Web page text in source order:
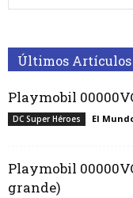
Últimos Artículos
Playmobil
DC Super Héroes El
Playmobil
grande)